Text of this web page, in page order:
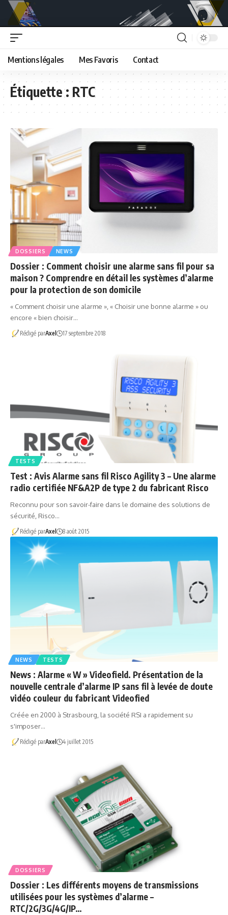
Mentions légales Mes Favoris Contact
Étiquette :RTC
DOSSIERS NEWS
Dossier : Comment choisir une alarme sans fil pour sa
maison ? Comprendre en détail les systèmes d’alarme
pour la protection de son domicile
« Comment choisir une alarme », « Choisir une bonne alarme » ou
encore « bien choisir…
Rédigé parAxel 17 septembre 2018
TESTS
Test : Avis Alarme sans fil Risco Agility 3 – Une alarme
radio certifiée NF&A2P de type 2 du fabricant Risco
Reconnu pour son savoir-faire dans le domaine des solutions de
sécurité, Risco…
Rédigé parAxel 8 août 2015
NEWS TESTS
News : Alarme « W » Videofield. Présentation de la
nouvelle centrale d’alarme IP sans fil à levée de doute
vidéo couleur du fabricant Videofied
Créée en 2000 à Strasbourg, la société RSI a rapidement su
s'imposer…
Rédigé parAxel 4 juillet 2015
DOSSIERS
Dossier : Les différents moyens de transmissions
utilisées pour les systèmes d’alarme –
RTC/2G/3G/4G/IP…